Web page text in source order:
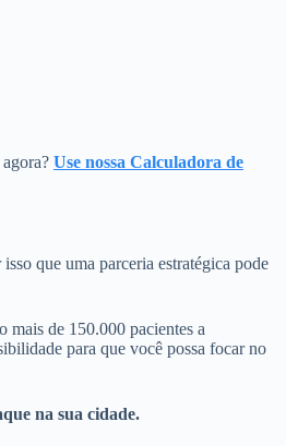
Use nossa Calculadora de
que uma parceria estratégica pode
mais de 150.000 pacientes a
para que você possa focar no
na sua cidade.